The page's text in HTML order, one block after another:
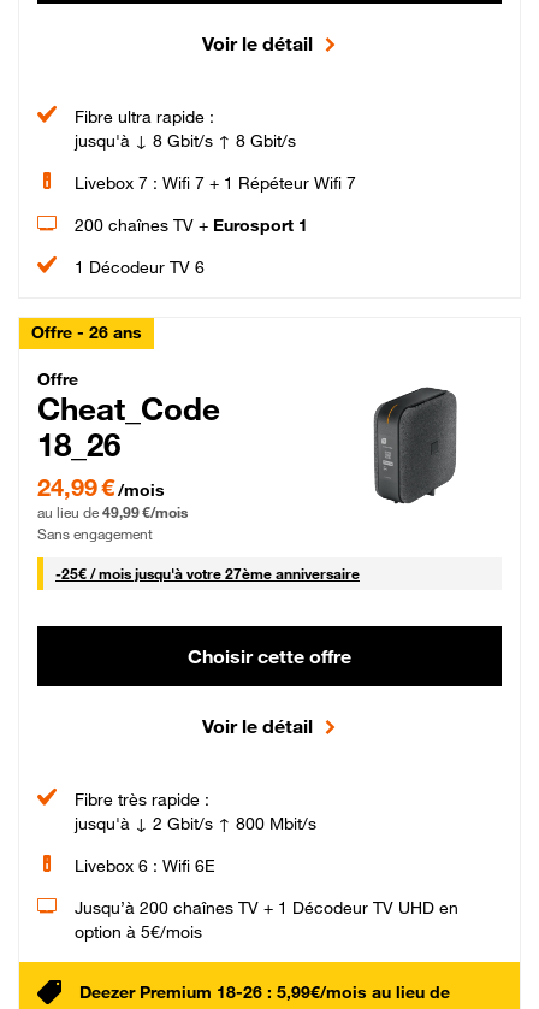
Voir le détail
Fibre ultra rapide :
jusqu'à ↓ 8 Gbit/s ↑ 8 Gbit/s
Livebox 7 : Wifi 7 + 1 Répéteur Wifi 7
200 chaînes TV + Eurosport 1
1 Décodeur TV 6
Offre - 26 ans
Cheat_Code Fibre_18_26
Offre
Cheat_Code
18_26
24,99 € par mois pendant 0 mois puis 49,99 € par mois, Sans engagement
24,99 €/mois
au lieu de 49,99 €/mois
Sans engagement
-25€ / mois25 € par mois
jusqu'à votre 27ème anniversaire
Choisir cette offre
Voir le détail
Fibre très rapide :
jusqu'à ↓ 2 Gbit/s ↑ 800 Mbit/s
Livebox 6 : Wifi 6E
Jusqu’à 200 chaînes TV + 1 Décodeur TV UHD en
option à 5€/mois
Deezer Premium 18-26 : 5,99€/mois au lieu de